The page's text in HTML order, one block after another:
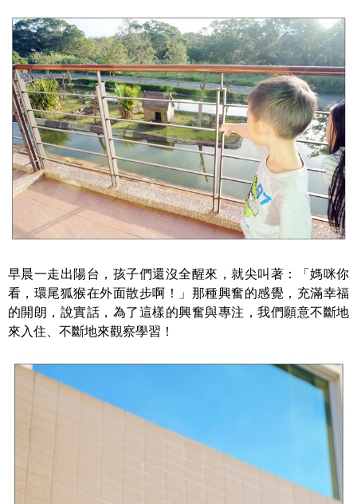
早晨一走出陽台，孩子們還沒全醒來，就尖叫著：「媽咪你
看，環尾狐猴在外面散步啊！」那種興奮的感覺，充滿幸福
的開朗，說實話，為了這樣的興奮與專注，我們願意不斷地
來入住、不斷地來觀察學習！